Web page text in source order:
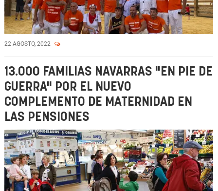
22 AGOSTO, 2022
13.000 FAMILIAS NAVARRAS "EN PIE DE
GUERRA" POR EL NUEVO
COMPLEMENTO DE MATERNIDAD EN
LAS PENSIONES